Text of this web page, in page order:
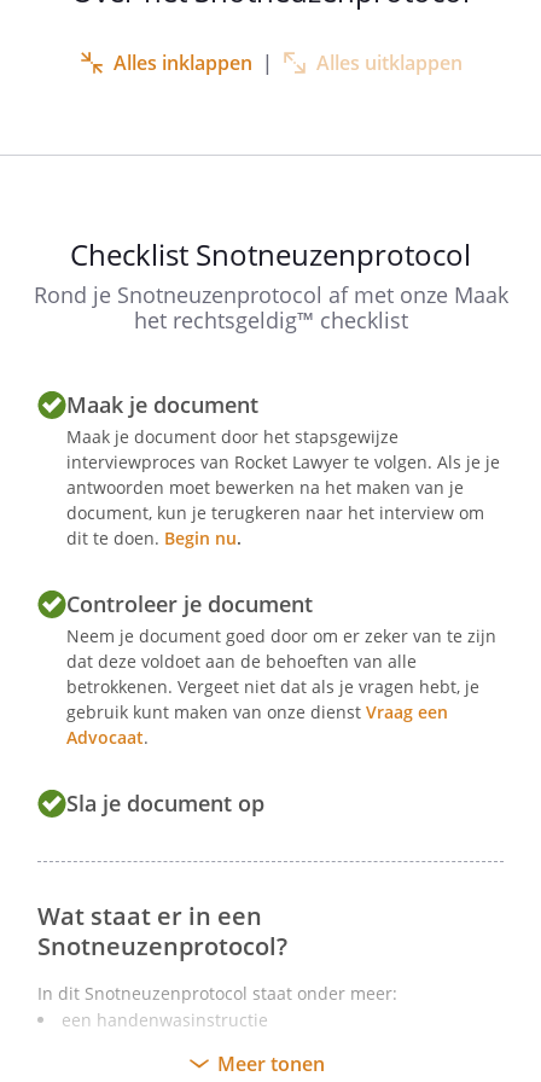
met het OV, voor en na het eten,
medewerker desinfecterende gel
de medewerkers vermijdt h
et aanraken van zijn gezicht
Artikel 2 - Handenwasinstructie
1. De medewerker was in ieder geval
wanneer zijn handen vuil zijn
vóór het (klaarmaken van) eten
en na aanraken van rauw vlees
na een toiletbezoek
na het hoesten of niezen in de
handen
na het schoonmaken
wassen de volgende stappen:
neem vervolgens wat vloeibare
zeep uit een pompje
wrijf de handen lang genoeg over
elkaar
onderkant goed bedekt zijn met
Alles inklappen | Alles uitklappen
Checklist Snotneuzenprotocol
Rond je Snotneuzenprotocol af met onze Maak
het rechtsgeldig™ checklist
Maak je document
Maak je document door het stapsgewijze
interviewproces van Rocket Lawyer te volgen. Als je je
antwoorden moet bewerken na het maken van je
document, kun je terugkeren naar het interview om
dit te doen. Begin nu.
Controleer je document
Neem je document goed door om er zeker van te zijn
dat deze voldoet aan de behoeften van alle
betrokkenen. Vergeet niet dat als je vragen hebt, je
gebruik kunt maken van onze dienst Vraag een
Advocaat.
Sla je document op
Wat staat er in een
Snotneuzenprotocol?
In dit Snotneuzenprotocol staat onder meer:
een handenwasinstructie
regels over het wel of niet dragen van een mondkapje
Meer tonen